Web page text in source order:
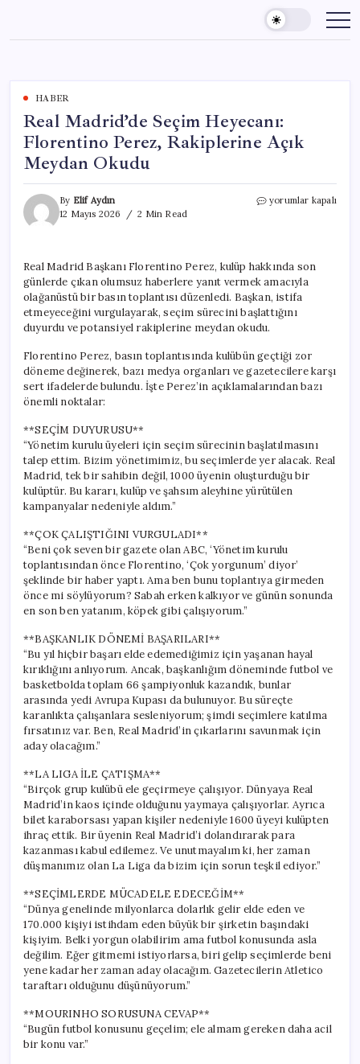
content
HABER
Real Madrid’de Seçim Heyecanı:
Florentino Perez, Rakiplerine Açık
Meydan Okudu
By Elif Aydın
12 Mayıs 2026
2 Min Read
Real
Perez,
Rakiplerine
Açık
Meydan
Okudu
yorumlar kapalı
Real Madrid Başkanı Florentino Perez, kulüp hakkında son
günlerde çıkan olumsuz haberlere yanıt vermek amacıyla
olağanüstü bir basın toplantısı düzenledi. Başkan, istifa
etmeyeceğini vurgulayarak, seçim sürecini başlattığını
duyurdu ve potansiyel rakiplerine meydan okudu.
Florentino Perez, basın toplantısında kulübün geçtiği zor
döneme değinerek, bazı medya organları ve gazetecilere karşı
sert ifadelerde bulundu. İşte Perez’in açıklamalarından bazı
önemli noktalar:
**SEÇİM DUYURUSU**
“Yönetim kurulu üyeleri için seçim sürecinin başlatılmasını
talep ettim. Bizim yönetimimiz, bu seçimlerde yer alacak. Real
Madrid, tek bir sahibin değil, 1000 üyenin oluşturduğu bir
kulüptür. Bu kararı, kulüp ve şahsım aleyhine yürütülen
kampanyalar nedeniyle aldım.”
**ÇOK ÇALIŞTIĞINI VURGULADI**
“Beni çok seven bir gazete olan ABC, ‘Yönetim kurulu
toplantısından önce Florentino, ‘Çok yorgunum’ diyor’
şeklinde bir haber yaptı. Ama ben bunu toplantıya girmeden
önce mi söylüyorum? Sabah erken kalkıyor ve günün sonunda
en son ben yatanım, köpek gibi çalışıyorum.”
**BAŞKANLIK DÖNEMİ BAŞARILARI**
“Bu yıl hiçbir başarı elde edemediğimiz için yaşanan hayal
kırıklığını anlıyorum. Ancak, başkanlığım döneminde futbol ve
basketbolda toplam 66 şampiyonluk kazandık, bunlar
arasında yedi Avrupa Kupası da bulunuyor. Bu süreçte
karanlıkta çalışanlara sesleniyorum; şimdi seçimlere katılma
fırsatınız var. Ben, Real Madrid’in çıkarlarını savunmak için
aday olacağım.”
**LA LIGA İLE ÇATIŞMA**
“Birçok grup kulübü ele geçirmeye çalışıyor. Dünyaya Real
Madrid’in kaos içinde olduğunu yaymaya çalışıyorlar. Ayrıca
bilet karaborsası yapan kişiler nedeniyle 1600 üyeyi kulüpten
ihraç ettik. Bir üyenin Real Madrid’i dolandırarak para
kazanması kabul edilemez. Ve unutmayalım ki, her zaman
düşmanımız olan La Liga da bizim için sorun teşkil ediyor.”
**SEÇİMLERDE MÜCADELE EDECEĞİM**
“Dünya genelinde milyonlarca dolarlık gelir elde eden ve
170.000 kişiyi istihdam eden büyük bir şirketin başındaki
kişiyim. Belki yorgun olabilirim ama futbol konusunda asla
değilim. Eğer gitmemi istiyorlarsa, biri gelip seçimlerde beni
yene kadar her zaman aday olacağım. Gazetecilerin Atletico
taraftarı olduğunu düşünüyorum.”
**MOURINHO SORUSUNA CEVAP**
“Bugün futbol konusunu geçelim; ele almam gereken daha acil
bir konu var.”